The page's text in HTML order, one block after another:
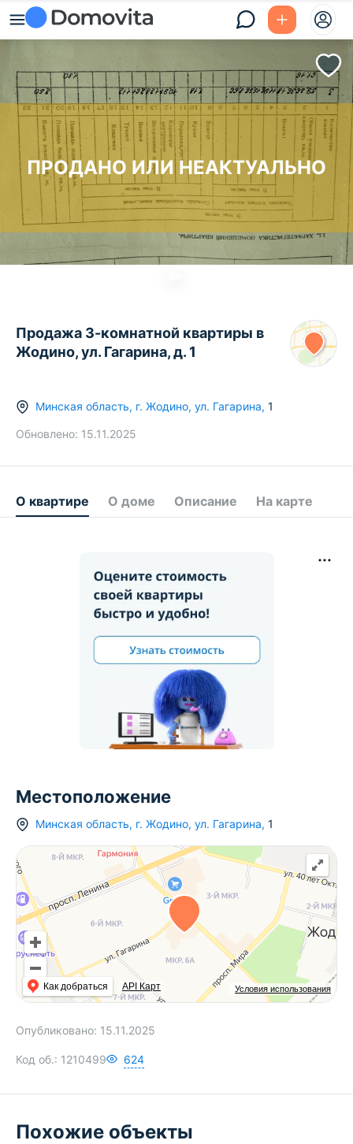
ПРОДАНО ИЛИ НЕАКТУАЛЬНО
Продажа 3-комнатной квартиры в
Жодино, ул. Гагарина, д. 1
Минская область, г. Жодино, ул. Гагарина, 1
Обновлено: 15.11.2025
О квартире О доме Описание На карте
Местоположение
Минская область, г. Жодино, ул. Гагарина, 1
Условия использования
Как добраться API Карт
Опубликовано: 15.11.2025
Код об.: 1210499 624
Похожие объекты